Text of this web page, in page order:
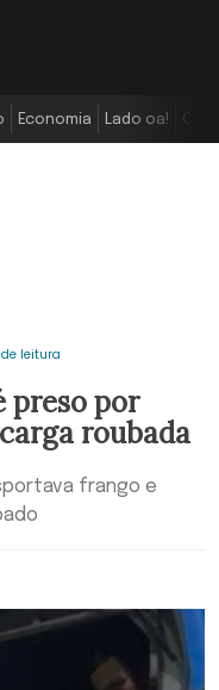
Economia Lado oa!
leitura
preso por
roubada
frango e